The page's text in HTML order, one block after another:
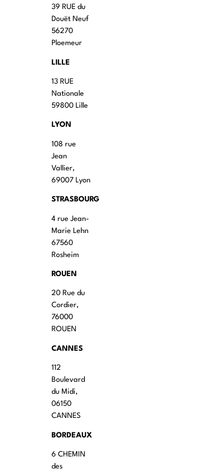
39 RUE du
Douët Neuf
56270
Ploemeur
LILLE
13 RUE
Nationale
59800 Lille
LYON
108 rue
Jean
Vallier,
69007 Lyon
STRASBOURG
4 rue Jean-
Marie Lehn
67560
Rosheim
ROUEN
20 Rue du
Cordier,
76000
ROUEN
CANNES
112
Boulevard
du Midi,
06150
CANNES
BORDEAUX
6 CHEMIN
des